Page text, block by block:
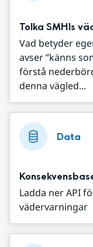
Tolka SMHIs
Vad betyder
avser ”känns
förstå
denna vägled...
Data
Ladda ner API
vädervarningar